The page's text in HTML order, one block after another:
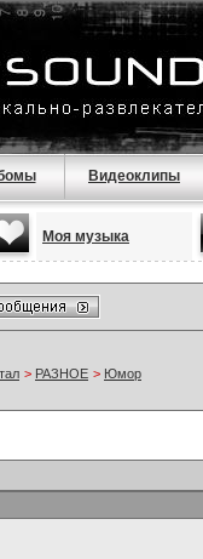
Видеоклипы
Моя музыка
> РАЗНОЕ > Юмор